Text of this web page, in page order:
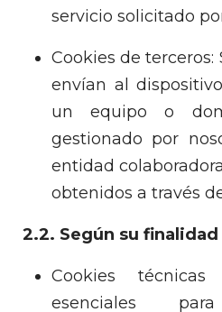
servicio solicitado
Cookies de terceros:
envían al
un equipo o
gestionado por
entidad
obtenidos a través
2.2. Según su finalidad
Cookies técnicas
esenciales